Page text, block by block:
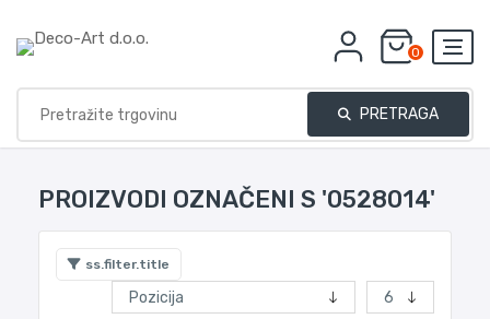
0
PRETRAGA
PROIZVODI OZNAČENI S '0528014'
ss.filter.title